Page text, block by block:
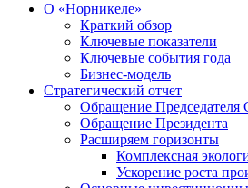
О «Норникеле»
Краткий обзор
Ключевые показатели
Ключевые события года
Бизнес-модель
Стратегический отчет
Обращение Председателя
Обращение Президента
Расширяем горизонты
Комплексная
Ускорение роста